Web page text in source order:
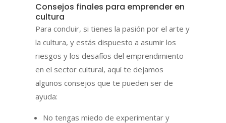
Consejos finales para emprender en
cultura
Para concluir, si tienes la pasión por el arte y
la cultura, y estás dispuesto a asumir los
riesgos y los desafíos del emprendimiento
en el sector cultural, aquí te dejamos
algunos consejos que te pueden ser de
ayuda:
No tengas miedo de experimentar y